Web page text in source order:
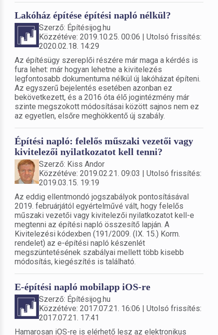
Lakóház építése építési napló nélkül?
Szerző: Építésijog.hu
Közzétéve: 2019.10.25. 00:06 | Utolsó frissítés:
2020.02.18. 14:29
Az építésügy szereplői részére már maga a kérdés is
fura lehet: már hogyan lehetne a kivitelezés
legfontosabb dokumentuma nélkül új lakóházat építeni.
Az egyszerű bejelentés esetében azonban ez
bekövetkezett, és a 2016 óta élő jogintézmény már
szinte megszokott módosításai között sajnos nem ez
az egyetlen, elsőre meghökkentő új szabály.
Építési napló: felelős műszaki vezetői vagy
kivitelezői nyilatkozatot kell tenni?
Szerző: Kiss Andor
Közzétéve: 2019.02.21. 09:03 | Utolsó frissítés:
2019.03.15. 19:19
Az eddig ellentmondó jogszabályok pontosításával
2019. februárjától egyértelművé vált, hogy felelős
műszaki vezetői vagy kivitelezői nyilatkozatot kell-e
megtenni az építési napló összesítő lapján. A
Kivitelezési kódexben (191/2009. (IX. 15.) Korm.
rendelet) az e-építési napló készenlét
megszüntetésének szabályai mellett több kisebb
módosítás, kiegészítés is található.
E-építési napló mobilapp iOS-re
Szerző: Építésijog.hu
Közzétéve: 2017.07.21. 16:06 | Utolsó frissítés:
2017.07.21. 17:41
Hamarosan iOS-re is elérhető lesz az elektronikus